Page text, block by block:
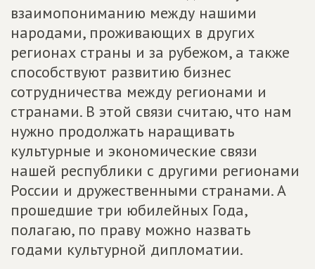
взаимопониманию между нашими
народами, проживающих в других
регионах страны и за рубежом, а также
способствуют развитию бизнес
сотрудничества между регионами и
странами. В этой связи считаю, что нам
нужно продолжать наращивать
культурные и экономические связи
нашей республики с другими регионами
России и дружественными странами. А
прошедшие три юбилейных Года,
полагаю, по праву можно назвать
годами культурной дипломатии.